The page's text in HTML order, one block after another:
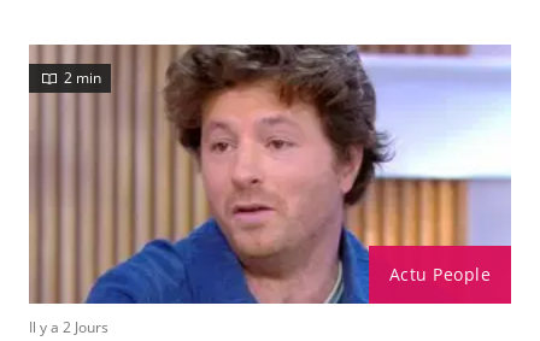
Actu People
2 min
Il y a 2 Jours